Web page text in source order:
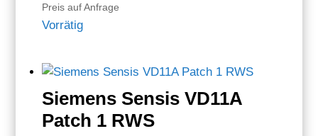
Preis auf Anfrage
Vorrätig
Siemens Sensis VD11A
Patch 1 RWS